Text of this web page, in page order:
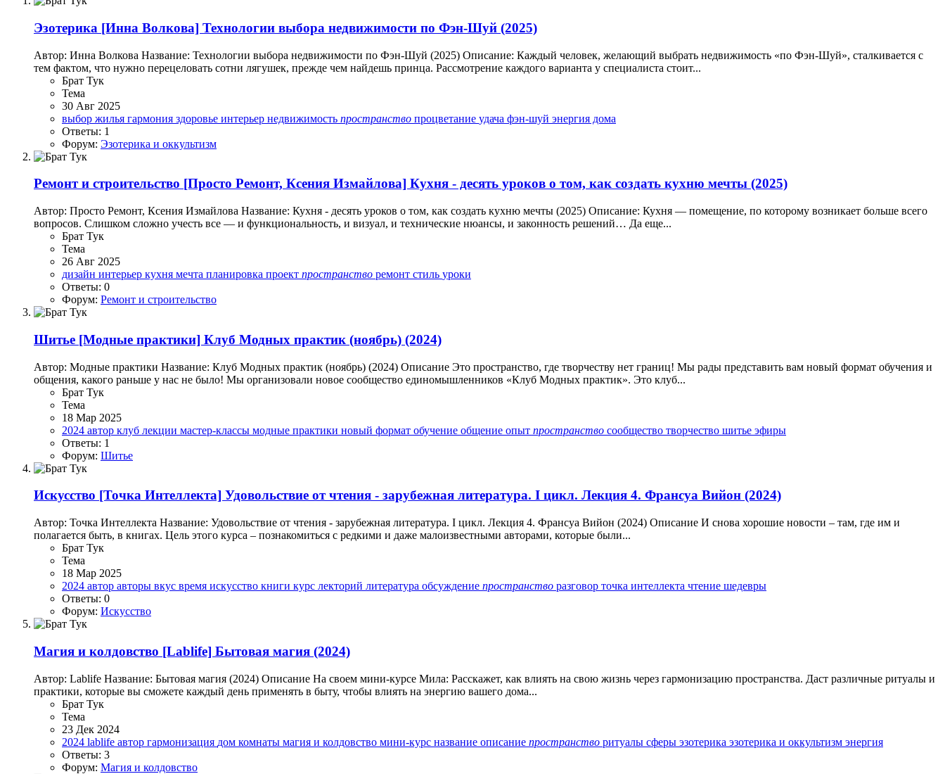
Эзотерика [Инна Волкова] Технологии выбора недвижимости по Фэн-Шуй (2025)
Автор: Инна Волкова Название: Технологии выбора недвижимости по Фэн-Шуй (2025) Описание: Каждый человек, желающий выбрать недвижимость «по Фэн-Шуй», сталкивается с
тем фактом, что нужно перецеловать сотни лягушек, прежде чем найдешь принца. Рассмотрение каждого варианта у специалиста стоит...
Брат Тук
Тема
30 Авг 2025
выбор жилья гармония здоровье интерьер недвижимость пространство процветание удача фэн-шуй энергия дома
Ответы: 1
Форум: Эзотерика и оккультизм
Ремонт и строительство [Просто Ремонт, Ксения Измайлова] Кухня - десять уроков о том, как создать кухню мечты (2025)
Автор: Просто Ремонт, Ксения Измайлова Название: Кухня - десять уроков о том, как создать кухню мечты (2025) Описание: Кухня — помещение, по которому возникает больше всего
вопросов. Слишком сложно учесть все — и функциональность, и визуал, и технические нюансы, и законность решений… Да еще...
Брат Тук
Тема
26 Авг 2025
дизайн интерьер кухня мечта планировка проект пространство ремонт стиль уроки
Ответы: 0
Форум: Ремонт и строительство
Шитье [Модные практики] Клуб Модных практик (ноябрь) (2024)
Автор: Модные практики Название: Клуб Модных практик (ноябрь) (2024) Описание Это пространство, где творчеству нет границ! Мы рады представить вам новый формат обучения и
общения, какого раньше у нас не было! Мы организовали новое сообщество единомышленников «Клуб Модных практик». Это клуб...
Брат Тук
Тема
18 Мар 2025
2024 автор клуб лекции мастер-классы модные практики новый формат обучение общение опыт пространство сообщество творчество шитье эфиры
Ответы: 1
Форум: Шитье
Искусство [Точка Интеллекта] Удовольствие от чтения - зарубежная литература. I цикл. Лекция 4. Франсуа Вийон (2024)
Автор: Точка Интеллекта Название: Удовольствие от чтения - зарубежная литература. I цикл. Лекция 4. Франсуа Вийон (2024) Описание И снова хорошие новости – там, где им и
полагается быть, в книгах. Цель этого курса – познакомиться с редкими и даже малоизвестными авторами, которые были...
Брат Тук
Тема
18 Мар 2025
2024 автор авторы вкус время искусство книги курс лекторий литература обсуждение пространство разговор точка интеллекта чтение шедевры
Ответы: 0
Форум: Искусство
Магия и колдовство [Lablife] Бытовая магия (2024)
Автор: Lablife Название: Бытовая магия (2024) Описание На своем мини-курсе Мила: Расскажет, как влиять на свою жизнь через гармонизацию пространства. Даст различные ритуалы и
практики, которые вы сможете каждый день применять в быту, чтобы влиять на энергию вашего дома...
Брат Тук
Тема
23 Дек 2024
2024 lablife автор гармонизация дом комнаты магия и колдовство мини-курс название описание пространство ритуалы сферы эзотерика эзотерика и оккультизм энергия
Ответы: 3
Форум: Магия и колдовство